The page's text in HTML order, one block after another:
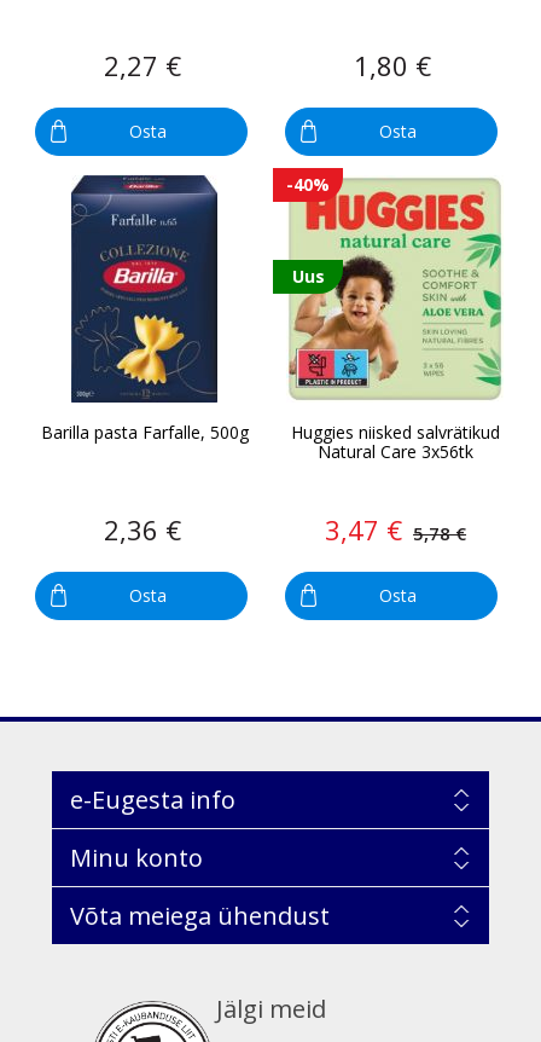
2,27 €
Osta
1,80 €
Osta
Barilla pasta Farfalle, 500g
2,36 €
Osta
Uus
-40%
Huggies niisked salvrätikud
Natural Care 3x56tk
3,47 € 5,78 €
Osta
e-Eugesta info
Minu konto
Võta meiega ühendust
Jälgi meid